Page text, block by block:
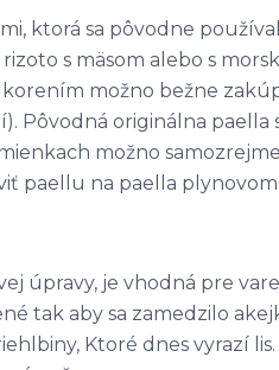
ktorá sa pôvodne
s mäsom alebo s
možno bežne
Pôvodná originálna paella
možno
paellu na paella
úpravy, je vhodná pre
tak aby sa zamedzilo
Ktoré dnes vyrazí